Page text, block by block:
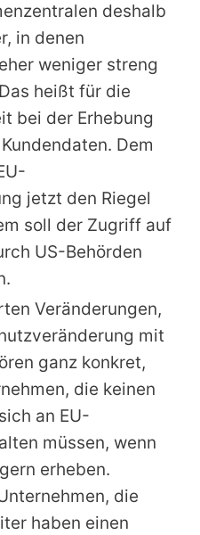
deshalb
in denen
weniger streng
heißt für die
bei der Erhebung
Dem
jetzt den Riegel
soll der Zugriff auf
US-Behörden
Veränderungen,
mit
ganz konkret,
die keinen
an EU-
müssen, wenn
erheben.
die
haben einen